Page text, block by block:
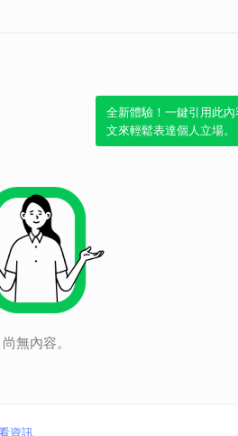
全新體驗！一鍵引用此
文來輕鬆表達個人立場。
尚無內容。
資訊